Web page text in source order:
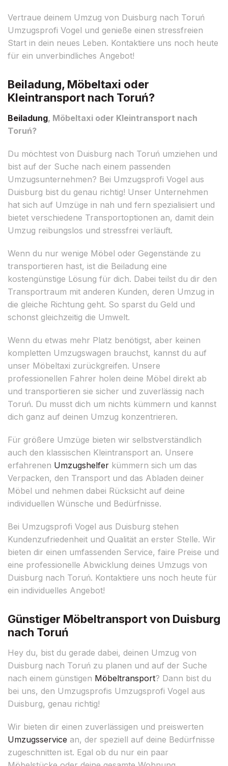
Vertraue deinem Umzug von Duisburg nach Toruń
Umzugsprofi Vogel und genieße einen stressfreien
Start in dein neues Leben. Kontaktiere uns noch heute
für ein unverbindliches Angebot!
Beiladung, Möbeltaxi oder
Kleintransport nach Toruń?
Beiladung, Möbeltaxi oder Kleintransport nach
Toruń?
Du möchtest von Duisburg nach Toruń umziehen und
bist auf der Suche nach einem passenden
Umzugsunternehmen? Bei Umzugsprofi Vogel aus
Duisburg bist du genau richtig! Unser Unternehmen
hat sich auf Umzüge in nah und fern spezialisiert und
bietet verschiedene Transportoptionen an, damit dein
Umzug reibungslos und stressfrei verläuft.
Wenn du nur wenige Möbel oder Gegenstände zu
transportieren hast, ist die Beiladung eine
kostengünstige Lösung für dich. Dabei teilst du dir den
Transportraum mit anderen Kunden, deren Umzug in
die gleiche Richtung geht. So sparst du Geld und
schonst gleichzeitig die Umwelt.
Wenn du etwas mehr Platz benötigst, aber keinen
kompletten Umzugswagen brauchst, kannst du auf
unser Möbeltaxi zurückgreifen. Unsere
professionellen Fahrer holen deine Möbel direkt ab
und transportieren sie sicher und zuverlässig nach
Toruń. Du musst dich um nichts kümmern und kannst
dich ganz auf deinen Umzug konzentrieren.
Für größere Umzüge bieten wir selbstverständlich
auch den klassischen Kleintransport an. Unsere
erfahrenen Umzugshelfer kümmern sich um das
Verpacken, den Transport und das Abladen deiner
Möbel und nehmen dabei Rücksicht auf deine
individuellen Wünsche und Bedürfnisse.
Bei Umzugsprofi Vogel aus Duisburg stehen
Kundenzufriedenheit und Qualität an erster Stelle. Wir
bieten dir einen umfassenden Service, faire Preise und
eine professionelle Abwicklung deines Umzugs von
Duisburg nach Toruń. Kontaktiere uns noch heute für
ein individuelles Angebot!
Günstiger Möbeltransport von Duisburg
nach Toruń
Hey du, bist du gerade dabei, deinen Umzug von
Duisburg nach Toruń zu planen und auf der Suche
nach einem günstigen Möbeltransport? Dann bist du
bei uns, den Umzugsprofis Umzugsprofi Vogel aus
Duisburg, genau richtig!
Wir bieten dir einen zuverlässigen und preiswerten
Umzugsservice an, der speziell auf deine Bedürfnisse
zugeschnitten ist. Egal ob du nur ein paar